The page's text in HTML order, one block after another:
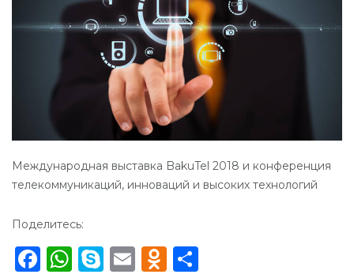
Международная выставка BakuTel 2018 и конференция
телекоммуникаций, инноваций и высоких технологий
Поделитесь:
Facebook
WhatsApp
Skype
EmailOdnoklassniki